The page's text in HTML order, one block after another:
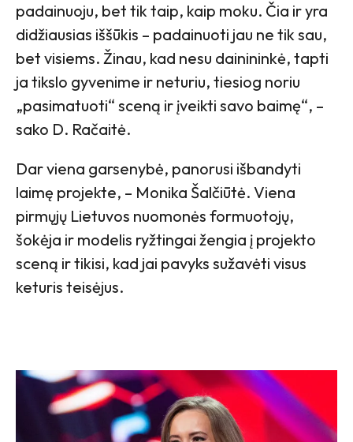
padainuoju, bet tik taip, kaip moku. Čia ir yra
didžiausias iššūkis – padainuoti jau ne tik sau,
bet visiems. Žinau, kad nesu dainininkė, tapti
ja tikslo gyvenime ir neturiu, tiesiog noriu
„pasimatuoti“ sceną ir įveikti savo baimę“, –
sako D. Račaitė.
Dar viena garsenybė, panorusi išbandyti
laimę projekte, – Monika Šalčiūtė. Viena
pirmųjų Lietuvos nuomonės formuotojų,
šokėja ir modelis ryžtingai žengia į projekto
sceną ir tikisi, kad jai pavyks sužavėti visus
keturis teisėjus.